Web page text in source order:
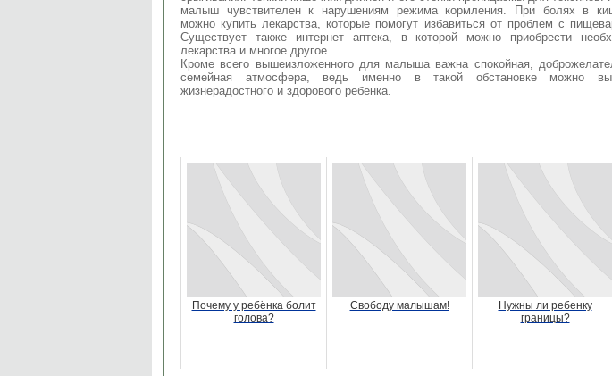
малыш чувствителен к нарушениям режима кормления. При болях в
можно купить лекарства, которые помогут избавиться от проблем с
Существует также интернет аптека, в которой можно приобрести
лекарства и многое другое.
Кроме всего вышеизложенного для малыша важна спокойная,
семейная атмосфера, ведь именно в такой обстановке можно
жизнерадостного и здорового ребенка.
Почему у ребёнка болит
голова?
Свободу малышам!
Нужны ли ребенку
границы?